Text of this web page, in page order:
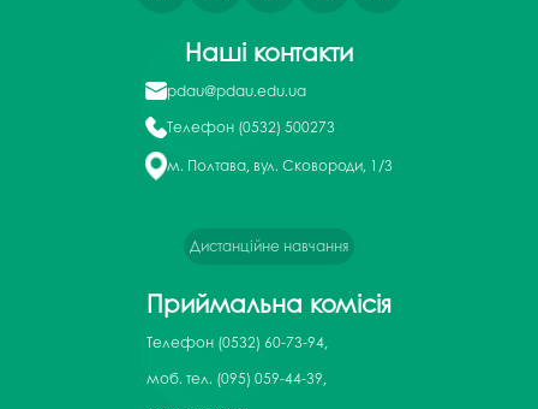
Наші контакти
pdau@pdau.edu.ua
Телефон (0532) 500273
м. Полтава, вул. Сковороди, 1/3
Дистанційне навчання
Приймальна комісія
Телефон (0532) 60-73-94,
моб. тел. (095) 059-44-39,